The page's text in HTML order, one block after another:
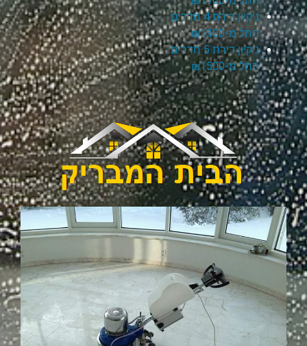
ניקיון דירת 4 חדרים
החל מ-₪1300
ניקיון דירת 5 חדרים
החל מ-₪1500